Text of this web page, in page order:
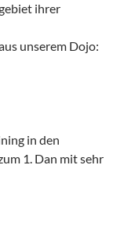
ihrer
unserem Dojo:
in den
1. Dan mit sehr